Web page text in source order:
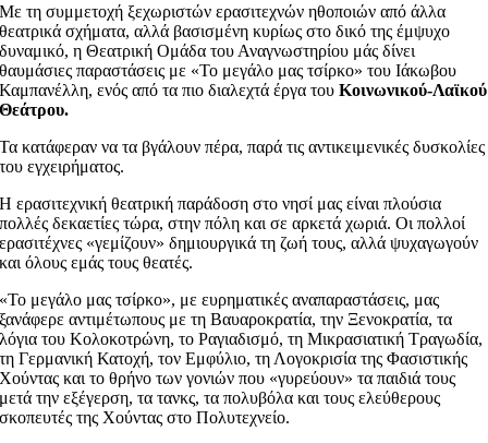
Με τη συμμετοχή ξεχωριστών ερασιτεχνών ηθοποιών από άλλα
θεατρικά σχήματα, αλλά βασισμένη κυρίως στο δικό της έμψυχο
δυναμικό, η Θεατρική Ομάδα του Αναγνωστηρίου μάς δίνει
θαυμάσιες παραστάσεις με «Το μεγάλο μας τσίρκο» του Ιάκωβου
Καμπανέλλη, ενός από τα πιο διαλεχτά έργα τουΚοινωνικού-Λαϊκού
Θεάτρου.
Τα κατάφεραν να τα βγάλουν πέρα, παρά τις αντικειμενικές δυσκολίες
του εγχειρήματος.
Η ερασιτεχνική θεατρική παράδοση στο νησί μας είναι πλούσια
πολλές δεκαετίες τώρα, στην πόλη και σε αρκετά χωριά. Οι πολλοί
ερασιτέχνες «γεμίζουν» δημιουργικά τη ζωή τους, αλλά ψυχαγωγούν
και όλους εμάς τους θεατές.
«Το μεγάλο μας τσίρκο», με ευρηματικές αναπαραστάσεις, μας
ξανάφερε αντιμέτωπους με τη Βαυαροκρατία, την Ξενοκρατία, τα
λόγια του Κολοκοτρώνη, το Ραγιαδισμό, τη Μικρασιατική Τραγωδία,
τη Γερμανική Κατοχή, τον Εμφύλιο, τη Λογοκρισία της Φασιστικής
Χούντας και το θρήνο των γονιών που «γυρεύουν» τα παιδιά τους
μετά την εξέγερση, τα τανκς, τα πολυβόλα και τους ελεύθερους
σκοπευτές της Χούντας στο Πολυτεχνείο.